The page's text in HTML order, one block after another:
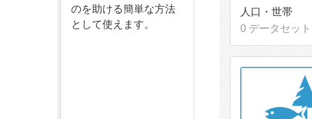
のを助ける簡単な方法
として使えます。
人口・世帯
0 データセット